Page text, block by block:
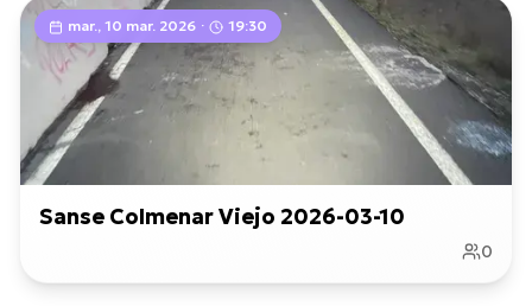
mar., 10 mar. 2026 · 19:30
Sanse Colmenar Viejo 2026-03-10
0